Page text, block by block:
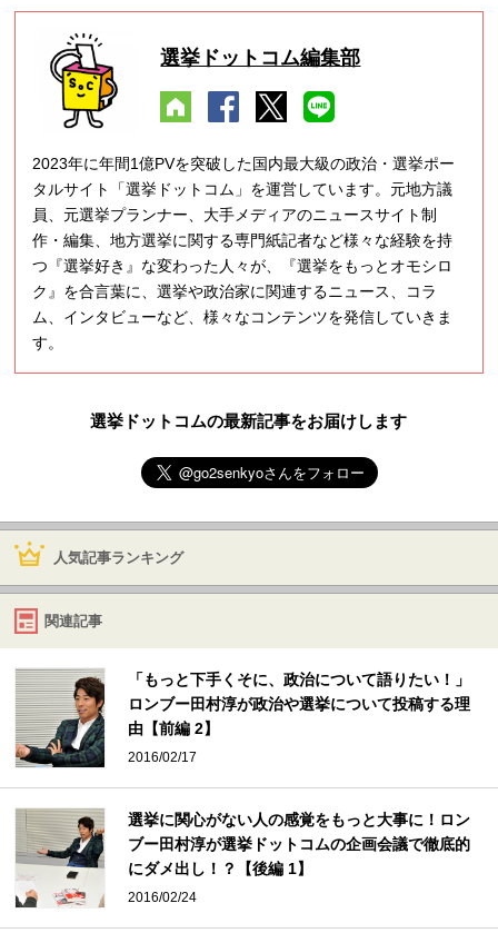
選挙ドットコム編集部
2023年に年間1億PVを突破した国内最大級の政治・選挙ポー
タルサイト「選挙ドットコム」を運営しています。元地方議
員、元選挙プランナー、大手メディアのニュースサイト制
作・編集、地方選挙に関する専門紙記者など様々な経験を持
つ『選挙好き』な変わった人々が、『選挙をもっとオモシロ
ク』を合言葉に、選挙や政治家に関連するニュース、コラ
ム、インタビューなど、様々なコンテンツを発信していきま
す。
選挙ドットコムの最新記事をお届けします
人気記事ランキング
関連記事
「もっと下手くそに、政治について語りたい！」
ロンブー田村淳が政治や選挙について投稿する理
由【前編 2】
2016/02/17
選挙に関心がない人の感覚をもっと大事に！ロン
ブー田村淳が選挙ドットコムの企画会議で徹底的
にダメ出し！？【後編 1】
2016/02/24